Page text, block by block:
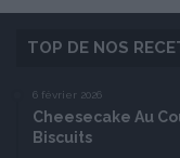
TOP DE NOS
6 février 2026
Cheesecake Au
Biscuits